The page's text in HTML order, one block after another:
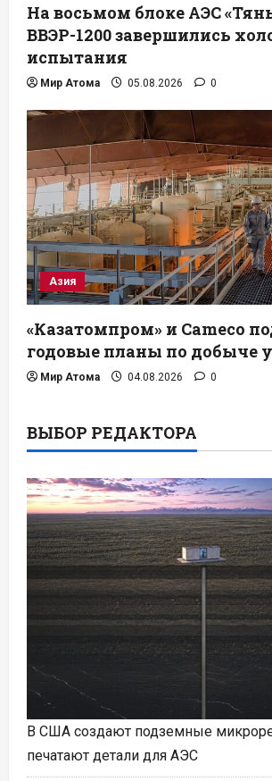
На восьмом блоке АЭС
ВВЭР-1200 завершились
испытания
Мир Атома 05.08.2026 0
Азия
«Казатомпром» и Cameco
годовые планы по добыче
Мир Атома 04.08.2026 0
ВЫБОР РЕДАКТОРА
В США создают подземные
печатают детали для АЭС